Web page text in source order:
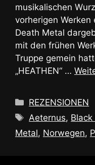
musikalischen
vorherigen
Death Metal
mit den frühen
Truppe gemein
„HEATHEN“ …
Kategorien
REZENSIONEN
Schlagwörter
Aeternus,
Metal, Norwegen,